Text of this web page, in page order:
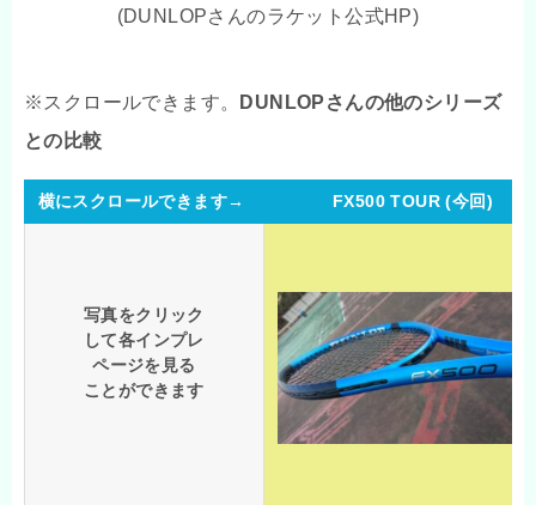
(DUNLOPさんのラケット公式HP)
DUNLOPさんの他のシリーズ
との比較
横にスクロールできます→ FX500 TOUR (今回)
写真をクリック
して各インプレ
ページを見る
ことができます